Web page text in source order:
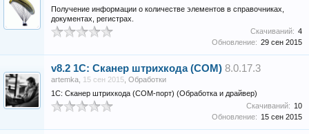
Получение информации о количестве элементов в справочниках,
документах, регистрах.
Скачиваний: 4
Обновление: 29 сен 2015
v8.2 1С: Сканер штрихкода (COM) 8.0.17.3
artemka 15 сен 2015 Обработки
1С: Сканер штрихкода (COM-порт) (Обработка и драйвер)
Скачиваний: 10
Обновление: 15 сен 2015